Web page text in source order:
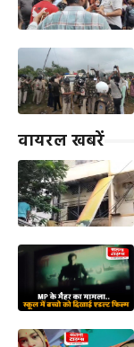
वायरल खबरें